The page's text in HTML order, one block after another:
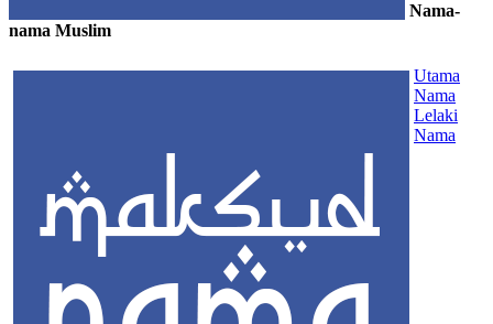
Nama-
nama Muslim
Utama
Nama
Lelaki
Nama